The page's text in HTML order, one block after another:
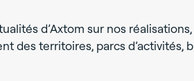
d’Axtom sur nos
des territoires, parcs d’activités,